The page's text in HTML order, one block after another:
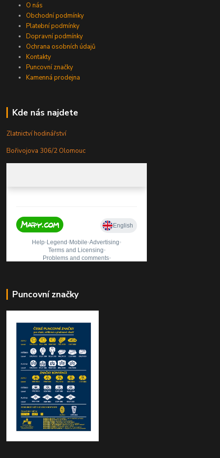
O nás
Obchodní podmínky
Platební podmínky
Dopravní podmínky
Ochrana osobních údajů
Kontakty
Puncovní značky
Kamenná prodejna
Kde nás najdete
Zlatnictví hodinářství
Bořivojova 306/2 Olomouc
Puncovní značky